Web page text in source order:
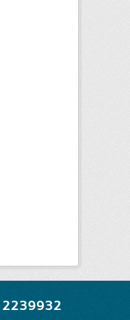
2239932